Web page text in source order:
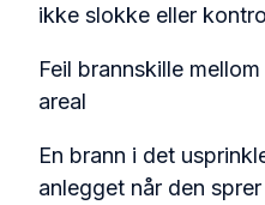
ikke slokke eller
Feil brannskille
areal
En brann i det
anlegget når den